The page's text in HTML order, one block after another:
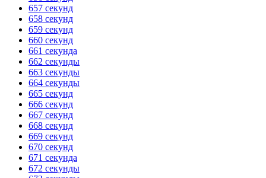
657 секунд
658 секунд
659 секунд
660 секунд
661 секунда
662 секунды
663 секунды
664 секунды
665 секунд
666 секунд
667 секунд
668 секунд
669 секунд
670 секунд
671 секунда
672 секунды